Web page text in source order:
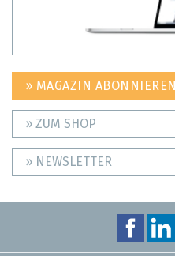
» MAGAZIN ABONNIEREN
» ZUM SHOP
» NEWSLETTER